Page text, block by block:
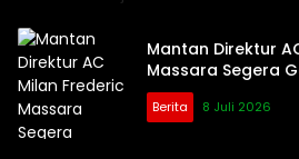
Mantan Direktur
Massara Segera
Berita 8 Juli 2026